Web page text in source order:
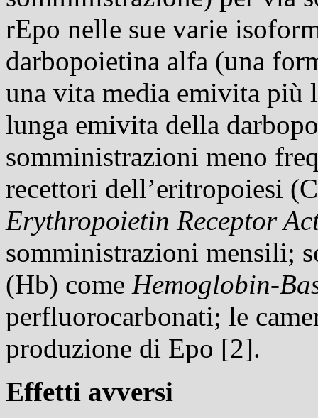
rEpo nelle sue varie
darbopoietina alfa (una
una vita media emivita più
lunga emivita della
somministrazioni meno
recettori dell’eritropoiesi
Erythropoietin Receptor
somministrazioni mensili;
(Hb) come Hemoglobin-
perfluorocarbonati; le
produzione di Epo [2].
Effetti avversi